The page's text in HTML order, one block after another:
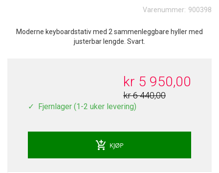
Varenummer: 900398
Moderne keyboardstativ med 2 sammenleggbare hyller med
justerbar lengde. Svart.
kr 5 950,00
kr 6 440,00
Fjernlager (1-2 uker levering)
add_shopping_cart KJØP